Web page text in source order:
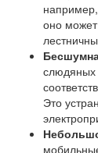
оно может
слюдяных
Это